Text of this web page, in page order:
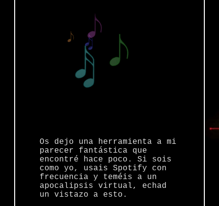
Os dejo una herramienta a mi
parecer fantástica que
encontré hace poco. Si sois
como yo, usais Spotify con
frecuencia y teméis a un
apocalipsis virtual, echad
un vistazo a esto.